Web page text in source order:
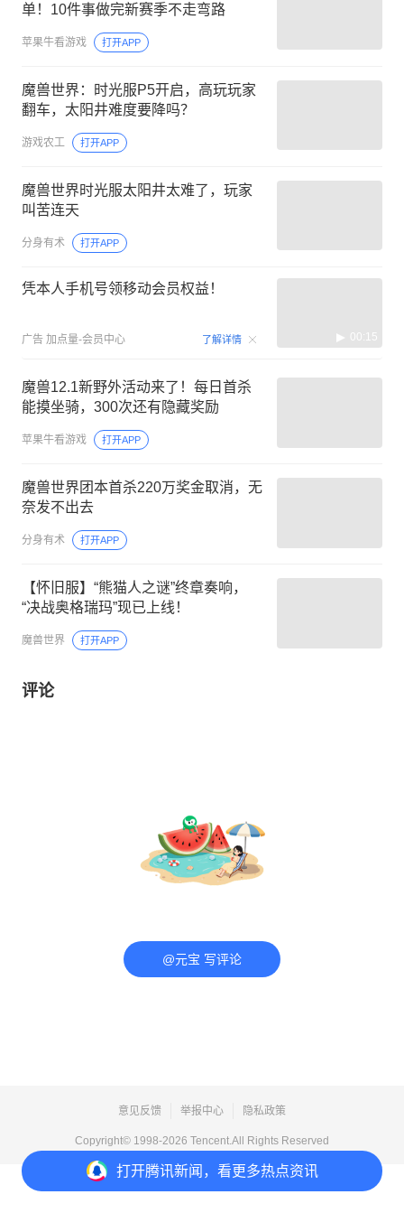
打开腾讯新闻，看更多热点资讯
单！10件事做完新赛季不走弯路
苹果牛看游戏 打开APP
魔兽世界：时光服P5开启，高玩玩家
翻车，太阳井难度要降吗？
游戏农工 打开APP
魔兽世界时光服太阳井太难了，玩家
叫苦连天
分身有术 打开APP
凭本人手机号领移动会员权益！
广告 加点量-会员中心 了解详情 00:15
魔兽12.1新野外活动来了！每日首杀
能摸坐骑，300次还有隐藏奖励
苹果牛看游戏 打开APP
魔兽世界团本首杀220万奖金取消，无
奈发不出去
分身有术 打开APP
【怀旧服】“熊猫人之谜”终章奏响，
“决战奥格瑞玛”现已上线！
魔兽世界 打开APP
评论
@元宝 写评论
意见反馈 举报中心 隐私政策
Copyright© 1998-2026 Tencent.All Rights Reserved